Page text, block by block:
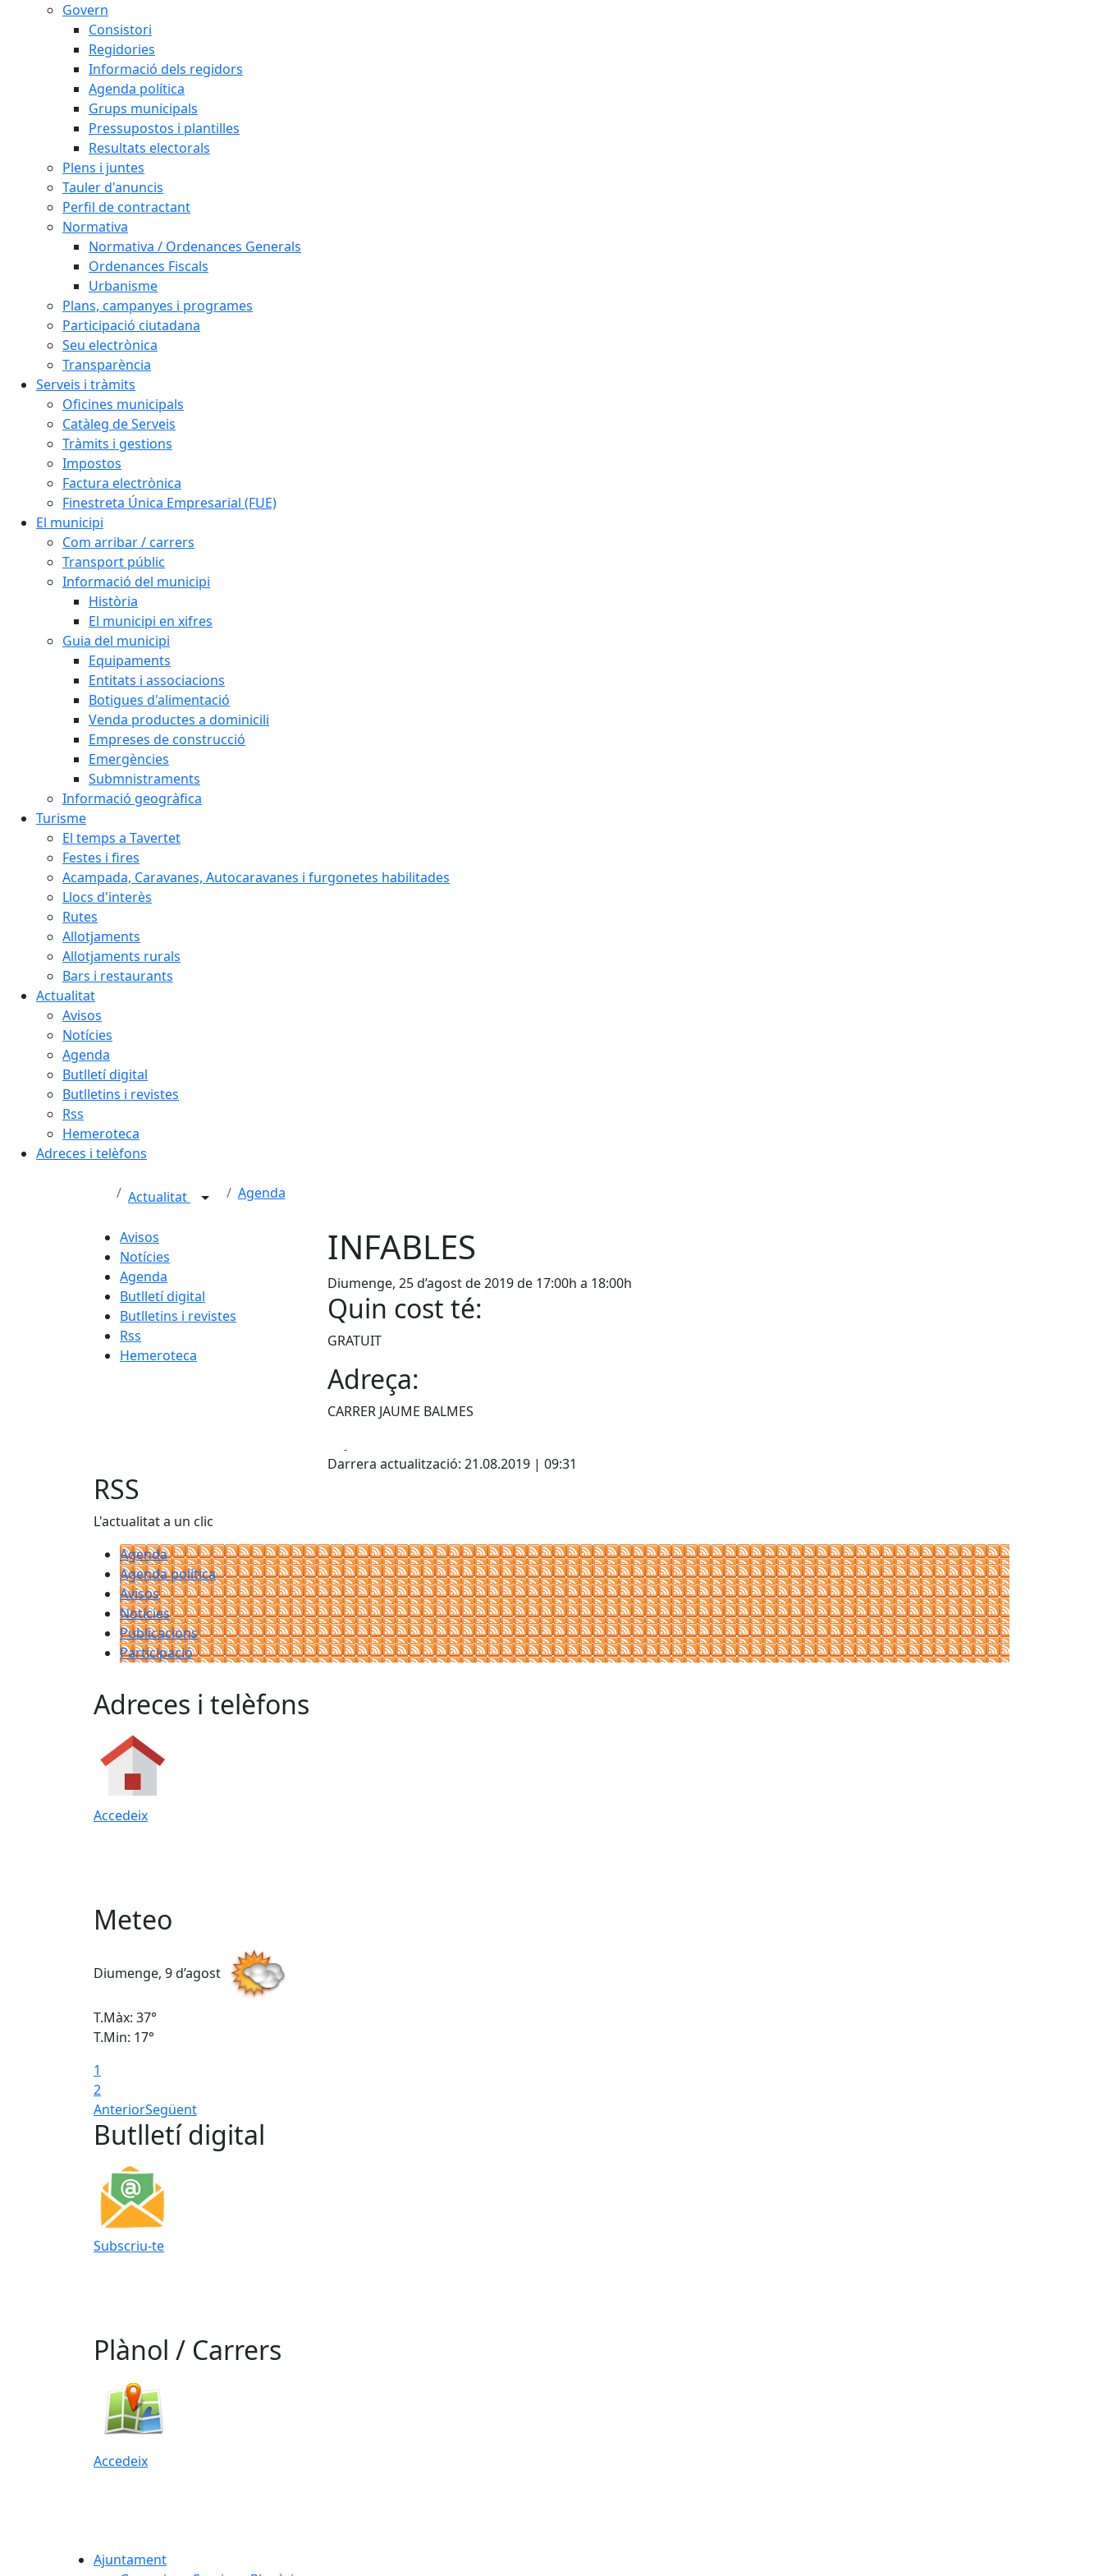
Govern
Consistori
Regidories
Informació dels regidors
Agenda política
Grups municipals
Pressupostos i plantilles
Resultats electorals
Plens i juntes
Tauler d'anuncis
Perfil de contractant
Normativa
Normativa / Ordenances Generals
Ordenances Fiscals
Urbanisme
Plans, campanyes i programes
Participació ciutadana
Seu electrònica
Transparència
Serveis i tràmits
Oficines municipals
Catàleg de Serveis
Tràmits i gestions
Impostos
Factura electrònica
Finestreta Única Empresarial (FUE)
El municipi
Com arribar / carrers
Transport públic
Informació del municipi
Història
El municipi en xifres
Guia del municipi
Equipaments
Entitats i associacions
Botigues d'alimentació
Venda productes a dominicili
Empreses de construcció
Emergències
Submnistraments
Informació geogràfica
Turisme
El temps a Tavertet
Festes i fires
Acampada, Caravanes, Autocaravanes i furgonetes habilitades
Llocs d'interès
Rutes
Allotjaments
Allotjaments rurals
Bars i restaurants
Actualitat
Avisos
Notícies
Agenda
Butlletí digital
Butlletins i revistes
Rss
Hemeroteca
Adreces i telèfons
Actualitat Agenda
Avisos
Notícies
Agenda
Butlletí digital
Butlletins i revistes
Rss
Hemeroteca
INFABLES
Diumenge, 25 d’agost de 2019 de 17:00h a 18:00h
Quin cost té:
GRATUIT
Adreça:
CARRER JAUME BALMES
Darrera actualització: 21.08.2019 | 09:31
RSS
L'actualitat a un clic
Agenda
Agenda política
Avisos
Notícies
Publicacions
Participació
Adreces i telèfons
Accedeix
Meteo
Diumenge, 9 d’agost
T.Màx: 37°
T.Min: 17°
1
2
AnteriorSegüent
Butlletí digital
Subscriu-te
Plànol / Carrers
Accedeix
Ajuntament